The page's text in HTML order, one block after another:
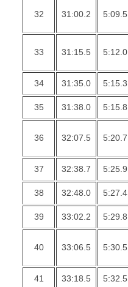
32 31:00.2 5:09.5
33 31:15.5 5:12.0
34 31:35.0 5:15.3
35 31:38.0 5:15.8
36 32:07.5 5:20.7
37 32:38.7 5:25.9
38 32:48.0 5:27.4
39 33:02.2 5:29.8
40 33:06.5 5:30.5
41 33:18.5 5:32.5